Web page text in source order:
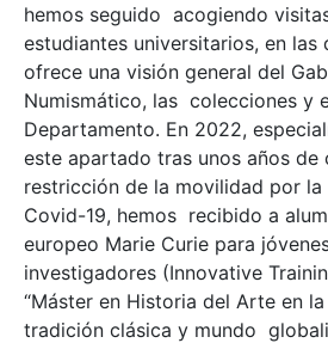
hemos seguido acogiendo
estudiantes universitarios, en las
ofrece una visión general del
Numismático, las colecciones y
Departamento. En 2022,
este apartado tras unos años de
restricción de la movilidad por la
Covid-19, hemos recibido a
europeo Marie Curie para
investigadores (Innovative
“Máster en Historia del Arte en
tradición clásica y mundo